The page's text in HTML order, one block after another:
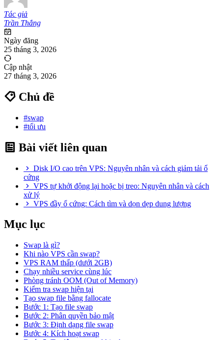
Tác giả
Trần Thắng
Ngày đăng
25 tháng 3, 2026
Cập nhật
27 tháng 3, 2026
Chủ đề
#swap
#tối ưu
Bài viết liên quan
Disk I/O cao trên VPS: Nguyên nhân và cách giảm tải ổ
cứng
VPS tự khởi động lại hoặc bị treo: Nguyên nhân và cách
xử lý
VPS đầy ổ cứng: Cách tìm và dọn dẹp dung lượng
Mục lục
Swap là gì?
Khi nào VPS cần swap?
VPS RAM thấp (dưới 2GB)
Chạy nhiều service cùng lúc
Phòng tránh OOM (Out of Memory)
Kiểm tra swap hiện tại
Tạo swap file bằng fallocate
Bước 1: Tạo file swap
Bước 2: Phân quyền bảo mật
Bước 3: Định dạng file swap
Bước 4: Kích hoạt swap